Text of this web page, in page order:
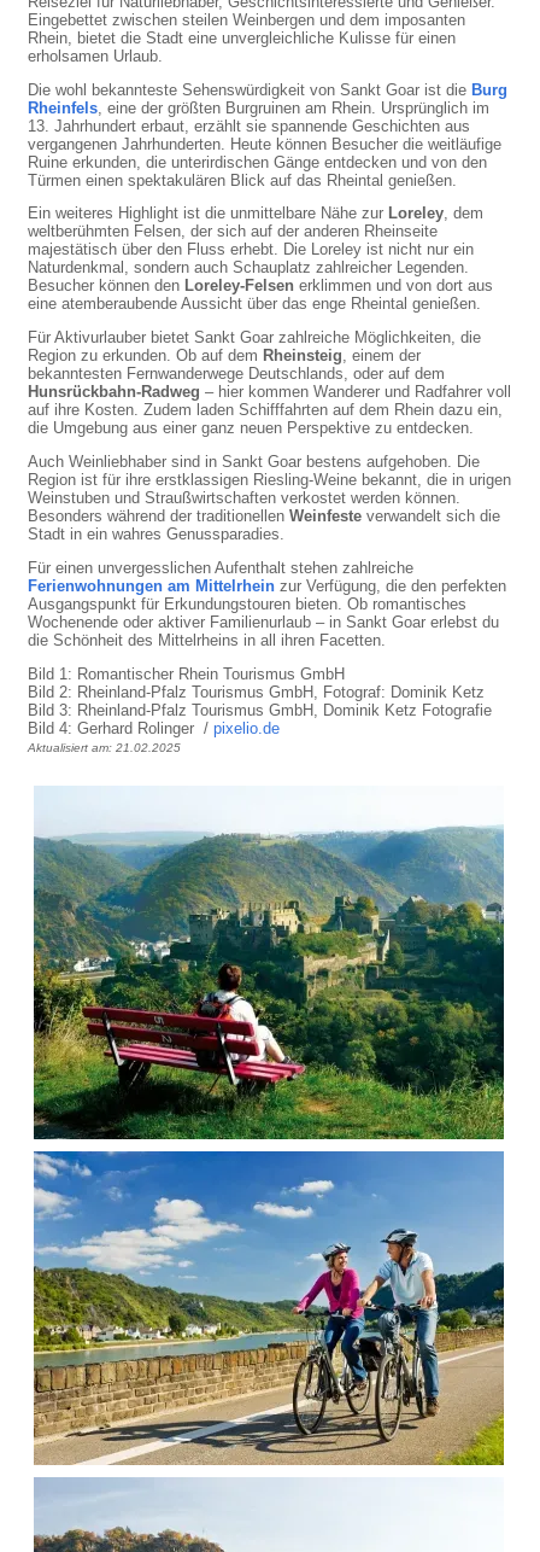
Eingebettet zwischen steilen Weinbergen und dem imposanten
Rhein, bietet die Stadt eine unvergleichliche Kulisse für einen
erholsamen Urlaub.
Die wohl bekannteste Sehenswürdigkeit von Sankt Goar ist dieBurg
Rheinfels , eine der größten Burgruinen am Rhein. Ursprünglich im
13. Jahrhundert erbaut, erzählt sie spannende Geschichten aus
vergangenen Jahrhunderten. Heute können Besucher die weitläufige
Ruine erkunden, die unterirdischen Gänge entdecken und von den
Türmen einen spektakulären Blick auf das Rheintal genießen.
Ein weiteres Highlight ist die unmittelbare Nähe zur Loreley, dem
weltberühmten Felsen, der sich auf der anderen Rheinseite
majestätisch über den Fluss erhebt. Die Loreley ist nicht nur ein
Naturdenkmal, sondern auch Schauplatz zahlreicher Legenden.
Besucher können den Loreley-Felsen erklimmen und von dort aus
eine atemberaubende Aussicht über das enge Rheintal genießen.
Für Aktivurlauber bietet Sankt Goar zahlreiche Möglichkeiten, die
Region zu erkunden. Ob auf dem Rheinsteig, einem der
bekanntesten Fernwanderwege Deutschlands, oder auf dem
Hunsrückbahn-Radweg – hier kommen Wanderer und Radfahrer voll
auf ihre Kosten. Zudem laden Schifffahrten auf dem Rhein dazu ein,
die Umgebung aus einer ganz neuen Perspektive zu entdecken.
Auch Weinliebhaber sind in Sankt Goar bestens aufgehoben. Die
Region ist für ihre erstklassigen Riesling-Weine bekannt, die in urigen
Weinstuben und Straußwirtschaften verkostet werden können.
Besonders während der traditionellenWeinfeste verwandelt sich die
Stadt in ein wahres Genussparadies.
Für einen unvergesslichen Aufenthalt stehen zahlreiche
Ferienwohnungen am Mittelrhein zur Verfügung, die den perfekten
Ausgangspunkt für Erkundungstouren bieten. Ob romantisches
Wochenende oder aktiver Familienurlaub – in Sankt Goar erlebst du
die Schönheit des Mittelrheins in all ihren Facetten.
Bild 1: Romantischer Rhein Tourismus GmbH
Bild 2: Rheinland-Pfalz Tourismus GmbH, Fotograf: Dominik Ketz
Bild 3: Rheinland-Pfalz Tourismus GmbH, Dominik Ketz Fotografie
Bild 4: Gerhard Rolinger /pixelio.de
Aktualisiert am: 21.02.2025